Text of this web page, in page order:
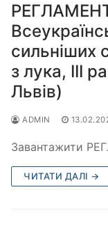
сильніших
з лука, ІІІ
Львів)
ADMIN
Завантажити
ЧИТАТИ ДАЛІ →